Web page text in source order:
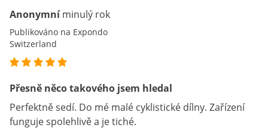
Anonymní minulý rok
Publikováno na Expondo
Switzerland
Přesně něco takového jsem hledal
Perfektně sedí. Do mé malé cyklistické dílny. Zařízení
funguje spolehlivě a je tiché.